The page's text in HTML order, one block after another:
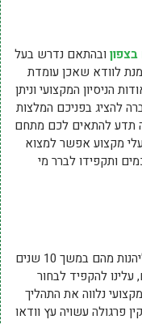
ובהתאם נדרש בעל
מנת לוודא שאכן עומדת
הניסיון המקצועי וניתן
להציג בפניכם המלצות
תדע להתאים לכם מתחם
מקצוע אפשר למצוא
ותקפידו לברר מי
אנו מתקינים היום פרגולה או סוכך במטרה ליהנות מהם במשך 10 שנים
להקפיד לבחור
נלווה את התהליך
פרגולה עשויה עץ וודאו